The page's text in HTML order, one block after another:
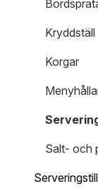
Kryddställ
Korgar
Salt- och